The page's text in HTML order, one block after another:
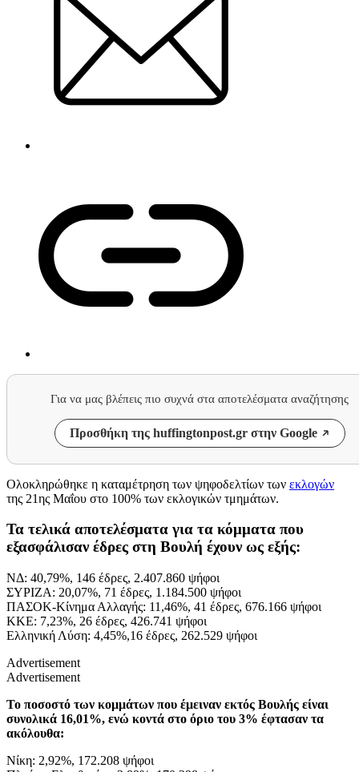
Για να μας βλέπεις πιο συχνά στα αποτελέσματα αναζήτησης
Προσθήκη της huffingtonpost.gr στην Google
Ολοκληρώθηκε η καταμέτρηση των ψηφοδελτίων των εκλογών
της 21ης Μαΐου στο 100% των εκλογικών τμημάτων.
Τα τελικά αποτελέσματα για τα κόμματα που
εξασφάλισαν έδρες στη Βουλή έχουν ως εξής:
ΝΔ: 40,79%, 146 έδρες, 2.407.860 ψήφοι
ΣΥΡΙΖΑ: 20,07%, 71 έδρες, 1.184.500 ψήφοι
ΠΑΣΟΚ-Κίνημα Αλλαγής: 11,46%, 41 έδρες, 676.166 ψήφοι
ΚΚΕ: 7,23%, 26 έδρες, 426.741 ψήφοι
Ελληνική Λύση: 4,45%,16 έδρες, 262.529 ψήφοι
Advertisement
Advertisement
Το ποσοστό των κομμάτων που έμειναν εκτός Βουλής είναι
συνολικά 16,01%, ενώ κοντά στο όριο του 3% έφτασαν τα
ακόλουθα:
Νίκη: 2,92%, 172.208 ψήφοι